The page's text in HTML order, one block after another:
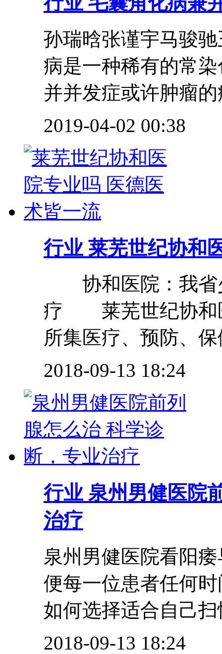
孙瑞晗张谨宇马骏
病是一种稀有的常
并并发症或许肿瘤
2019-04-02 00:38
行业 莱芜世纪协和
协和医院：我省
疗 莱芜世纪协和
所集医疗、预防、
2018-09-13 18:24
行业 泉州男健医院
治疗
泉州男健医院看阳
便每一位患者任何
如何选择适合自己
2018-09-13 18:24